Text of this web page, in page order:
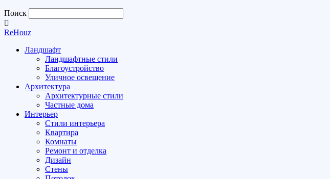
Поиск
ReHouz
Ландшафт
Ландшафтные стили
Благоустройство
Уличное освещение
Архитектура
Архитектурные стили
Частные дома
Интерьер
Стили интерьера
Квартира
Комнаты
Ремонт и отделка
Дизайн
Стены